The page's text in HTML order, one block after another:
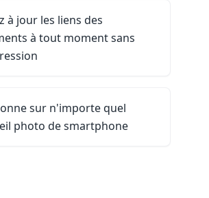
à jour les liens des
à tout moment sans
sur n'importe quel
photo de smartphone